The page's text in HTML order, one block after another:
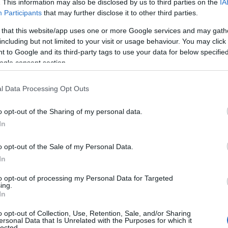
This information may also be disclosed by us to third parties on the
Participants that may further disclose it to other third parties.
that this website/app uses one or more Google services and may
but not limited to your visit or usage behaviour. You may
to Google and its third-party tags to use your data for below
consent section.
Data Processing Opt Outs
opt-out of the Sharing of my personal data.
opt-out of the Sale of my Personal Data.
opt-out of processing my Personal Data for Targeted
opt-out of Collection, Use, Retention, Sale, and/or Sharing
Data that Is Unrelated with the Purposes for which it
του Κράτους, αυτοψίες και λήψη υλικών από
δεδομένα, συγκρίσεις και αξιολογήσεις,
(έλαια σιλικόνης) υπό τις συνθήκες του
θερμοκρασίες330 βαθμών
από την εταιρεία
εμπορική αμαξοστοιχί